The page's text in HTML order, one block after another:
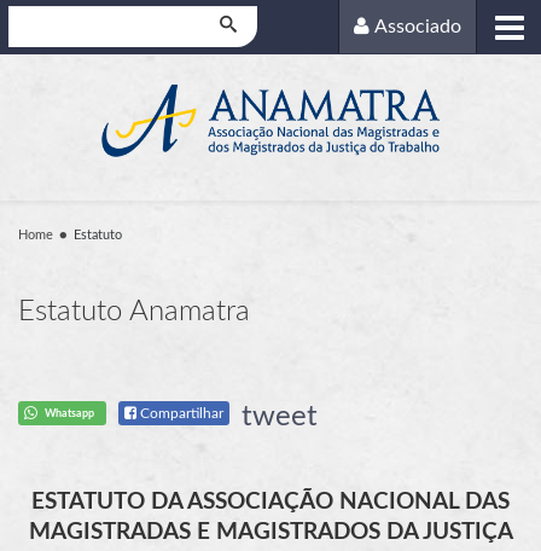
Associado
Home Estatuto
Estatuto Anamatra
Whatsapp Compartilhar tweet
ESTATUTO DA ASSOCIAÇÃO NACIONAL DAS
MAGISTRADAS E MAGISTRADOS DA JUSTIÇA